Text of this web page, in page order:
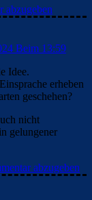
abzugeben
Beim 13:59
Idee.
erheben
geschehen?
nicht
gelungener
abzugeben